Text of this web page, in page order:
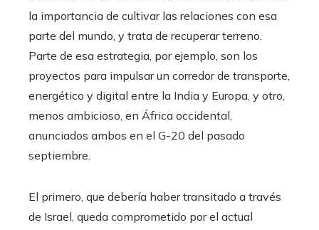
la importancia de cultivar las relaciones con esa
parte del mundo, y trata de recuperar terreno.
Parte de esa estrategia, por ejemplo, son los
proyectos para impulsar un corredor de transporte,
energético y digital entre la India y Europa, y otro,
menos ambicioso, en África occidental,
anunciados ambos en el G-20 del pasado
septiembre.
El primero, que debería haber transitado a través
de Israel, queda comprometido por el actual